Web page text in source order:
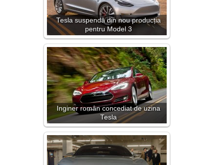
Tesla suspendă din nou producția
pentru Model 3
Inginer român concediat de uzina
Tesla